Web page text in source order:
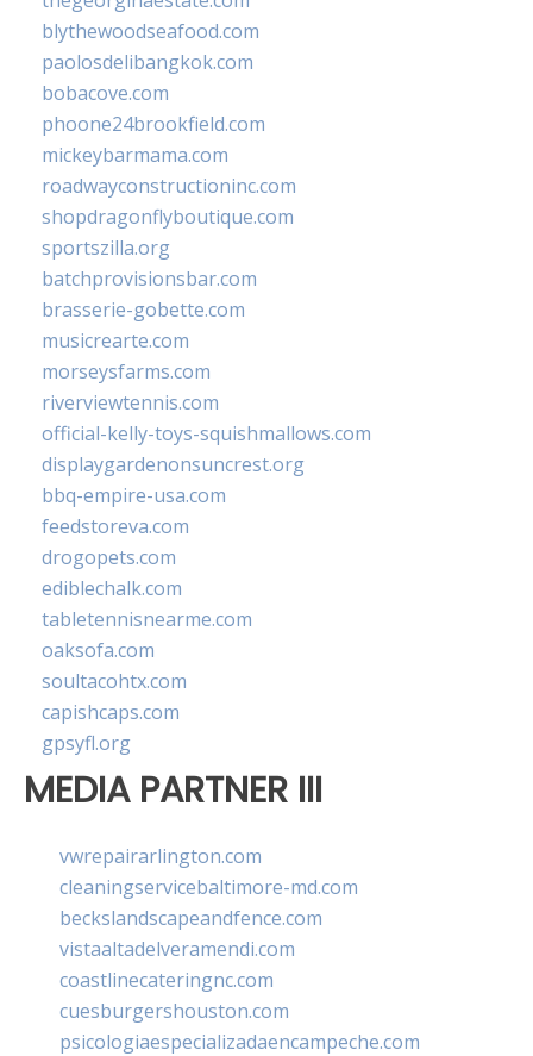
blythewoodseafood.com
paolosdelibangkok.com
bobacove.com
phoone24brookfield.com
mickeybarmama.com
roadwayconstructioninc.com
shopdragonflyboutique.com
sportszilla.org
batchprovisionsbar.com
brasserie-gobette.com
musicrearte.com
morseysfarms.com
riverviewtennis.com
official-kelly-toys-squishmallows.com
displaygardenonsuncrest.org
bbq-empire-usa.com
feedstoreva.com
drogopets.com
ediblechalk.com
tabletennisnearme.com
oaksofa.com
soultacohtx.com
capishcaps.com
gpsyfl.org
MEDIA PARTNER III
vwrepairarlington.com
cleaningservicebaltimore-md.com
beckslandscapeandfence.com
vistaaltadelveramendi.com
coastlinecateringnc.com
cuesburgershouston.com
psicologiaespecializadaencampeche.com